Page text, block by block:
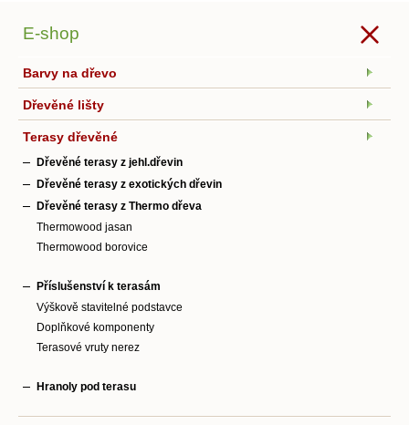
E-shop
Barvy na dřevo
Dřevěné lišty
Terasy dřevěné
Dřevěné terasy z jehl.dřevin
Dřevěné terasy z exotických dřevin
Dřevěné terasy z Thermo dřeva
Thermowood jasan
Thermowood borovice
Příslušenství k terasám
Výškově stavitelné podstavce
Doplňkové komponenty
Terasové vruty nerez
Hranoly pod terasu